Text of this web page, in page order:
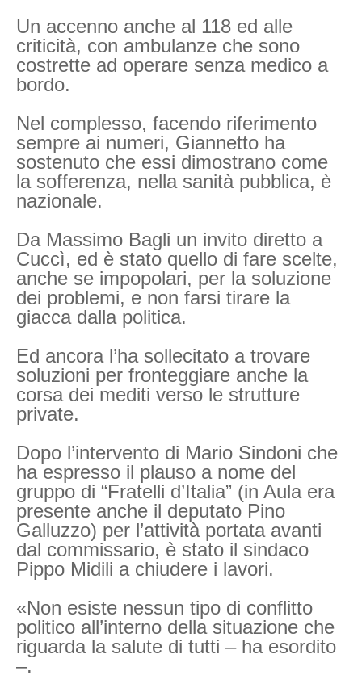
Un accenno anche al 118 ed alle
criticità, con ambulanze che sono
costrette ad operare senza medico a
bordo.
Nel complesso, facendo riferimento
sempre ai numeri, Giannetto ha
sostenuto che essi dimostrano come
la sofferenza, nella sanità pubblica, è
nazionale.
Da Massimo Bagli un invito diretto a
Cuccì, ed è stato quello di fare scelte,
anche se impopolari, per la soluzione
dei problemi, e non farsi tirare la
giacca dalla politica.
Ed ancora l’ha sollecitato a trovare
soluzioni per fronteggiare anche la
corsa dei mediti verso le strutture
private.
Dopo l’intervento di Mario Sindoni che
ha espresso il plauso a nome del
gruppo di “Fratelli d’Italia” (in Aula era
presente anche il deputato Pino
Galluzzo) per l’attività portata avanti
dal commissario, è stato il sindaco
Pippo Midili a chiudere i lavori.
«Non esiste nessun tipo di conflitto
politico all’interno della situazione che
riguarda la salute di tutti – ha esordito
–.